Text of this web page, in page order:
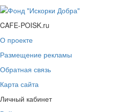
CAFE-POISK.ru
О проекте
Размещение рекламы
Обратная связь
Карта сайта
Личный кабинет